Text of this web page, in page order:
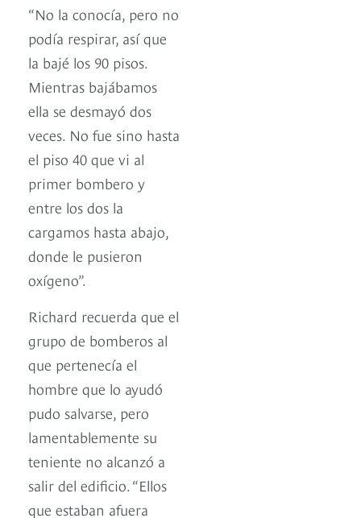
“No la conocía, pero no
podía respirar, así que
la bajé los 90 pisos.
Mientras bajábamos
ella se desmayó dos
veces. No fue sino hasta
el piso 40 que vi al
primer bombero y
entre los dos la
cargamos hasta abajo,
donde le pusieron
oxígeno”.
Richard recuerda que el
grupo de bomberos al
que pertenecía el
hombre que lo ayudó
pudo salvarse, pero
lamentablemente su
teniente no alcanzó a
salir del edificio. “Ellos
que estaban afuera